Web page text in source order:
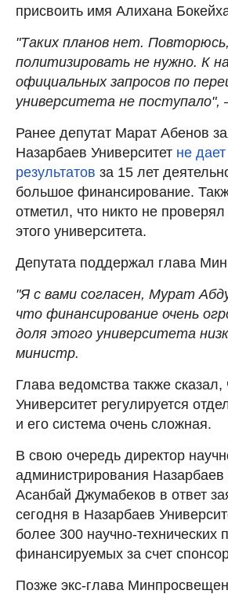
присвоить имя Алихана
"Таких планов нет. Повторюсь,
политизировать не нужно. К
официальных запросов по
университета не поступало",
Ранее депутат Марат Абенов
Назарбаев Университет не
результатов за 15 лет
большое финансирование.
отметил, что никто не
этого университета.
Депутата поддержал глава
"Я с вами согласен, Мурат
что финансирование очень
доля этого университета
министр.
Глава ведомства также сказал,
Университет регулируется
и его система очень сложная.
В свою очередь директор
администрирования Назарбаев
Асанбай Джумабеков в ответ
сегодня в Назарбаев
более 300 научно-технических
финансируемых за счет
Позже экс-глава